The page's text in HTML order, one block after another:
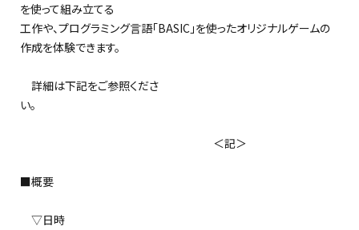
を使って組み立てる
工作や、プログラミング言語「BASIC」を使ったオリジナルゲームの
作成を体験できます。
詳細は下記をご参照くださ
い。
＜記＞
■概要
▽日時